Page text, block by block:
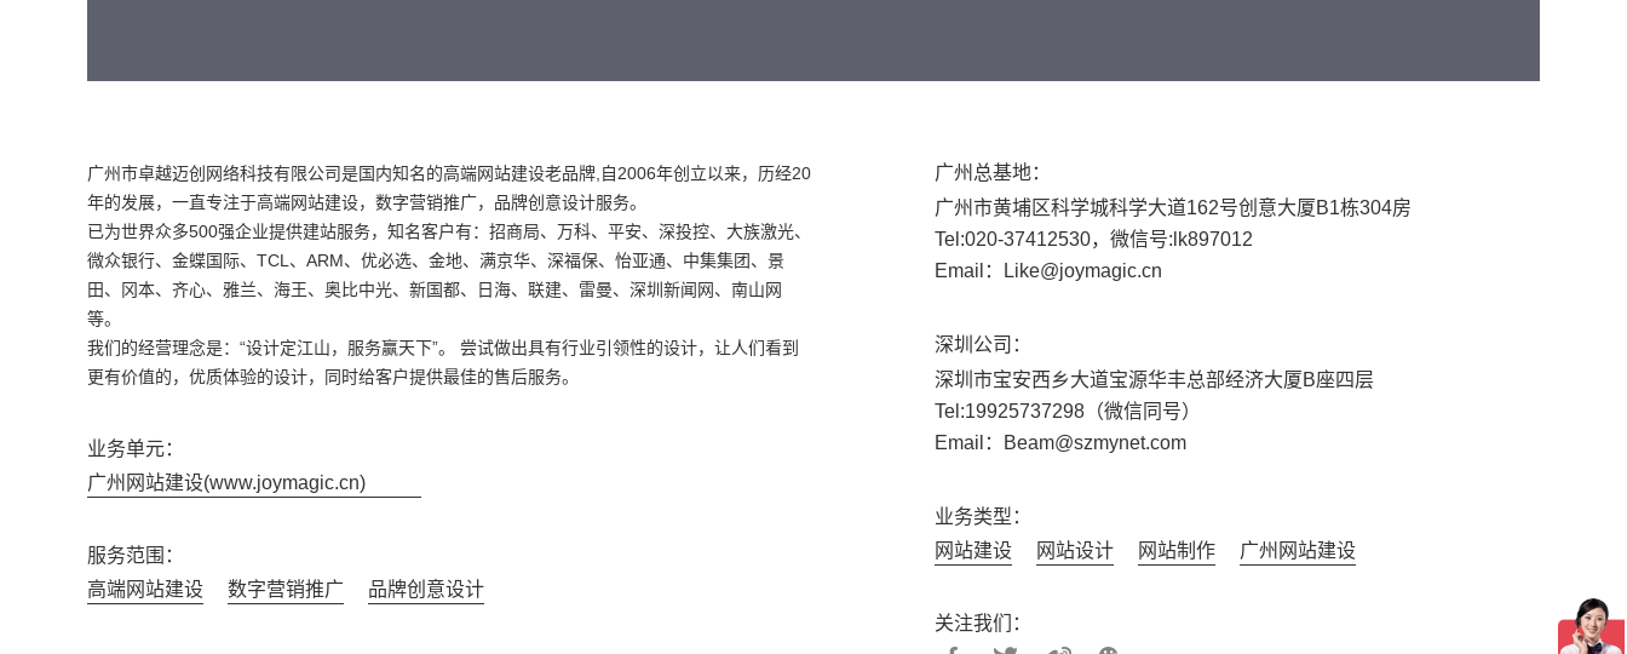
广州市卓越迈创网络科技有限公司是国内知名的高端网站建设老品牌,自2006年创立以来，历经20
年的发展，一直专注于高端网站建设，数字营销推广，品牌创意设计服务。
已为世界众多500强企业提供建站服务，知名客户有：招商局、万科、平安、深投控、大族激光、
微众银行、金蝶国际、TCL、ARM、优必选、金地、满京华、深福保、怡亚通、中集集团、景
田、冈本、齐心、雅兰、海王、奥比中光、新国都、日海、联建、雷曼、深圳新闻网、南山网
等。
我们的经营理念是：“设计定江山，服务赢天下”。 尝试做出具有行业引领性的设计，让人们看到
更有价值的，优质体验的设计，同时给客户提供最佳的售后服务。
业务单元：
广州网站建设(www.joymagic.cn)
服务范围：
高端网站建设
数字营销推广 品牌创意设计
广州总基地：
广州市黄埔区科学城科学大道162号创意大厦B1栋304房
Tel:020-37412530，微信号:lk897012
Email：Like@joymagic.cn
深圳公司：
深圳市宝安西乡大道宝源华丰总部经济大厦B座四层
Tel:19925737298（微信同号）
Email：Beam@szmynet.com
业务类型：
网站建设
网站设计 网站制作 广州网站建设
关注我们：